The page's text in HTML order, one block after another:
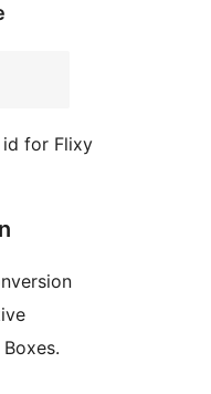
for Flixy